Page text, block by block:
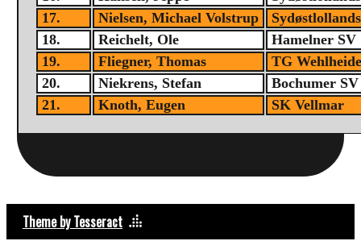
17.
Nielsen, Michael Volstrup
18.
Reichelt, Ole
Hamelner SV
19.
Fliegner, Thomas
TG
20.
Niekrens, Stefan
Bochumer SV
21.
Knoth, Eugen SK Vellmar
Theme by Tesseract